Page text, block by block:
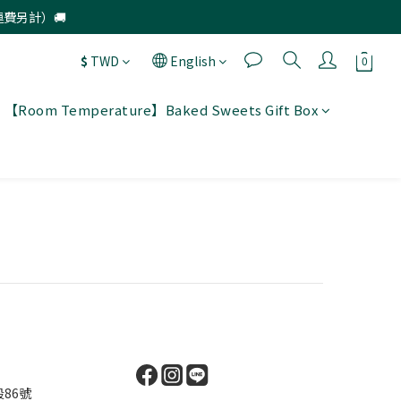
另計）🚚
$ TWD English
【Room Temperature】Baked Sweets Gift Box
86號